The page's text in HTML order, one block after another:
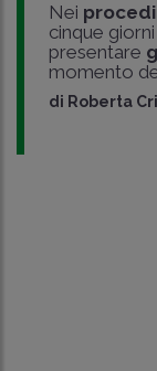
Nei
cinque
presentare
momento
di Roberta